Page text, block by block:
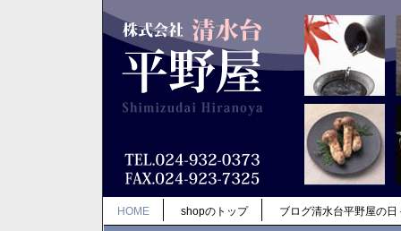
HOME shopのトップ ブログ清水台平野屋の日